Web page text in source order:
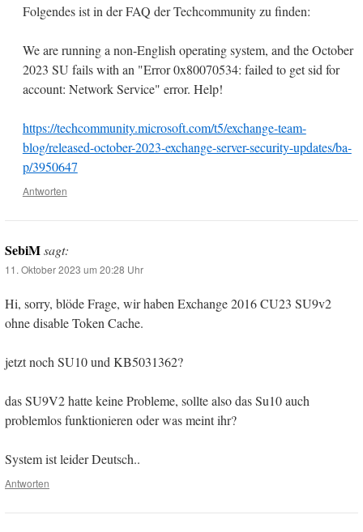
Folgendes ist in der FAQ der Techcommunity zu finden:
We are running a non-English operating system, and the October
2023 SU fails with an "Error 0x80070534: failed to get sid for
account: Network Service" error. Help!
https://techcommunity.microsoft.com/t5/exchange-team-
blog/released-october-2023-exchange-server-security-updates/ba-
p/3950647
Antworten
SebiMsagt:
11. Oktober 2023 um 20:28 Uhr
Hi, sorry, blöde Frage, wir haben Exchange 2016 CU23 SU9v2
ohne disable Token Cache.
jetzt noch SU10 und KB5031362?
das SU9V2 hatte keine Probleme, sollte also das Su10 auch
problemlos funktionieren oder was meint ihr?
System ist leider Deutsch..
Antworten